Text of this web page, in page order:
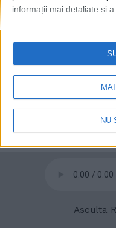
informații mai detaliate și
retrageți consimțământul
și făcând clic pe butonul
paginii web.
NU
Asculta